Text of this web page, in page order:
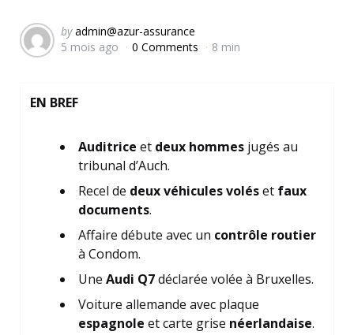
Posted
by
by admin@azur-assurance
5 mois ago
0 Comments 8 min
EN BREF
Auditrice et deux hommes jugés au
tribunal d’Auch.
Recel de deux véhicules voléset faux
documents.
Affaire débute avec un contrôle routier
à Condom.
Une Audi Q7déclarée volée à Bruxelles.
Voiture allemande avec plaque
espagnole et carte grise néerlandaise.